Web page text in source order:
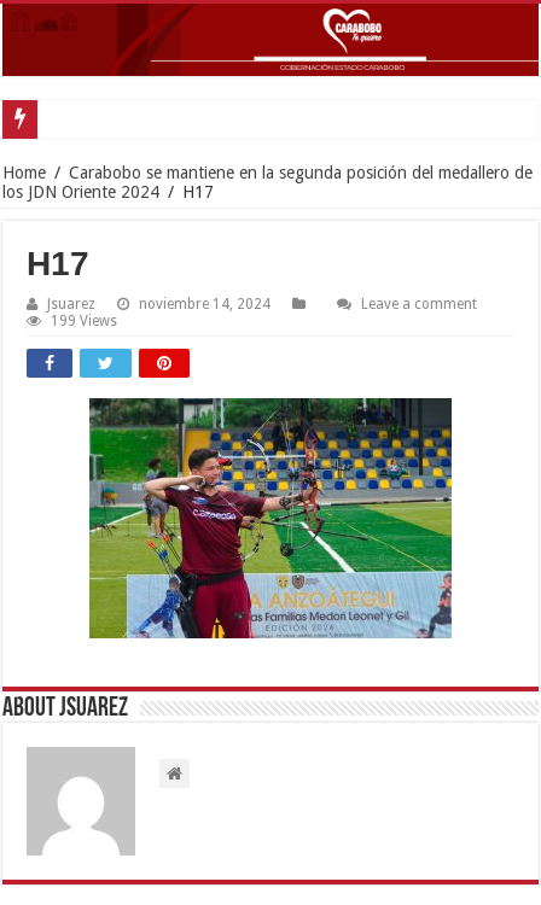
Home / Carabobo se mantiene en la segunda posición del medallero de
los JDN Oriente 2024 / H17
H17
Jsuarez noviembre 14, 2024
Leave a comment
199 Views
About Jsuarez